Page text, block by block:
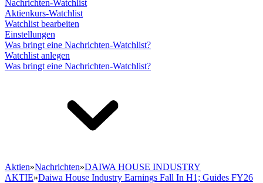
Nachrichten-Watchlist
Aktienkurs-Watchlist
Watchlist bearbeiten
Einstellungen
Was bringt eine Nachrichten-Watchlist?
Watchlist anlegen
Was bringt eine Nachrichten-Watchlist?
Aktien»Nachrichten»DAIWA HOUSE INDUSTRY
AKTIE»Daiwa House Industry Earnings Fall In H1; Guides FY26